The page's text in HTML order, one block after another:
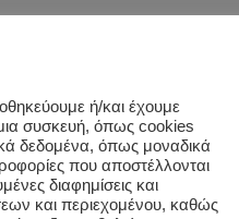
ή/και έχουμε
συσκευή, όπως cookies
δεδομένα, όπως μοναδικά
που αποστέλλονται
διαφημίσεις και
και περιεχομένου, καθώς